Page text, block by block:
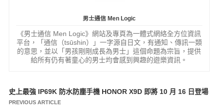
男士通信 Men Logic
《男士通信 Men Logic》網站及專頁為一體式網絡全方位資訊
平台，「通信（tsūshin）」一字源自日文，有通知、傳訊一類
的意思，並以「男孩剛剛成長為男士」這個命題為宗旨，提供
給所有仍有著童心的男士均會感到興趣的遊樂資訊。
文
史上最強 IP69K 防水防塵手機 HONOR X9D 即將 10 月 16 日登場
PREVIOUS ARTICLE